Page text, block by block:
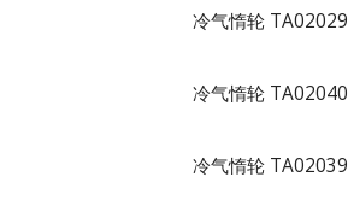
冷气惰轮 TA02029
冷气惰轮 TA02040
冷气惰轮 TA02039